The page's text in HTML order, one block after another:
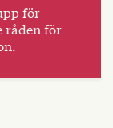
för
råden för